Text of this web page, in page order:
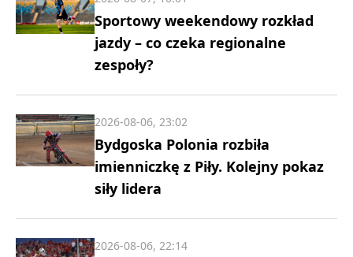
Sportowy weekendowy rozkład
jazdy – co czeka regionalne
zespoły?
Bydgoska Polonia rozbiła
imienniczkę z Piły. Kolejny pokaz
siły lidera
2026-08-06, 23:02
2026-08-06, 22:14